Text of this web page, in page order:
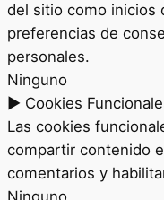
del sitio como inicios
preferencias de
personales.
Ninguno
► Cookies
Las cookies
compartir contenido
comentarios y